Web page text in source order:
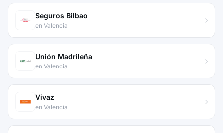
Seguros Bilbao
en Valencia
Unión Madrileña
en Valencia
Vivaz
en Valencia